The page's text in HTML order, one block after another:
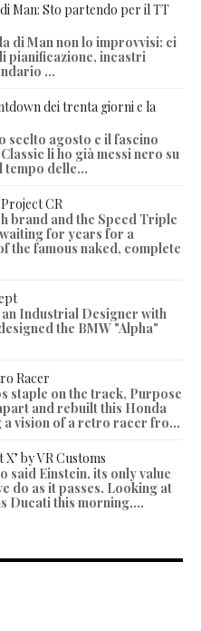
Man: Sto partendo per il TT
di Man non lo improvvisi: ci
pianificazione, incastri
...
dei trenta giorni e la
scelto agosto e il fascino
li ho già messi nero su
tempo delle...
CR
brand and the Speed Triple
for years for a
the famous naked, complete
Industrial Designer with
the BMW "Alpha"
Racer
staple on the track, Purpose
and rebuilt this Honda
a vision of a retro racer fro...
by VR Customs
said Einstein, its only value
do as it passes. Looking at
Ducati this morning,...